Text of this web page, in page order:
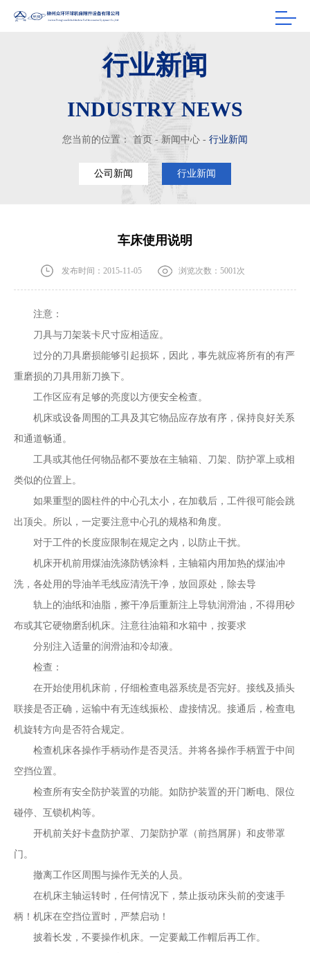
行业新闻
INDUSTRY NEWS
您当前的位置： 首页 - 新闻中心 - 行业新闻
公司新闻 行业新闻
车床使用说明
发布时间：2015-11-05 浏览次数：5001次
注意：
刀具与刀架装卡尺寸应相适应。
过分的刀具磨损能够引起损坏，因此，事先就应将所有的有严
重磨损的刀具用新刀换下。
工作区应有足够的亮度以方便安全检查。
机床或设备周围的工具及其它物品应存放有序，保持良好关系
和通道畅通。
工具或其他任何物品都不要放在主轴箱、刀架、防护罩上或相
类似的位置上。
如果重型的圆柱件的中心孔太小，在加载后，工件很可能会跳
出顶尖。所以，一定要注意中心孔的规格和角度。
对于工件的长度应限制在规定之内，以防止干扰。
机床开机前用煤油洗涤防锈涂料，主轴箱内用加热的煤油冲
洗，各处用的导油羊毛线应清洗干净，放回原处，除去导
轨上的油纸和油脂，擦干净后重新注上导轨润滑油，不得用砂
布或其它硬物磨刮机床。注意往油箱和水箱中，按要求
分别注入适量的润滑油和冷却液。
检查：
在开始使用机床前，仔细检查电器系统是否完好。接线及插头
联接是否正确，运输中有无连线振松、虚接情况。接通后，检查电
机旋转方向是否符合规定。
检查机床各操作手柄动作是否灵活。并将各操作手柄置于中间
空挡位置。
检查所有安全防护装置的功能。如防护装置的开门断电、限位
碰停、互锁机构等。
开机前关好卡盘防护罩、刀架防护罩（前挡屑屏）和皮带罩
门。
撤离工作区周围与操作无关的人员。
在机床主轴运转时，任何情况下，禁止扳动床头前的变速手
柄！机床在空挡位置时，严禁启动！
披着长发，不要操作机床。一定要戴工作帽后再工作。